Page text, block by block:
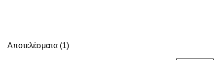
Αποτελέσματα (1)